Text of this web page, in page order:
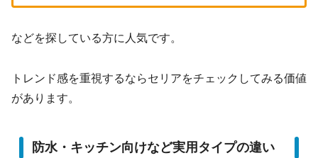
などを探している方に人気です。
トレンド感を重視するならセリアをチェックしてみる価値
があります。
防水・キッチン向けなど実用タイプの違い